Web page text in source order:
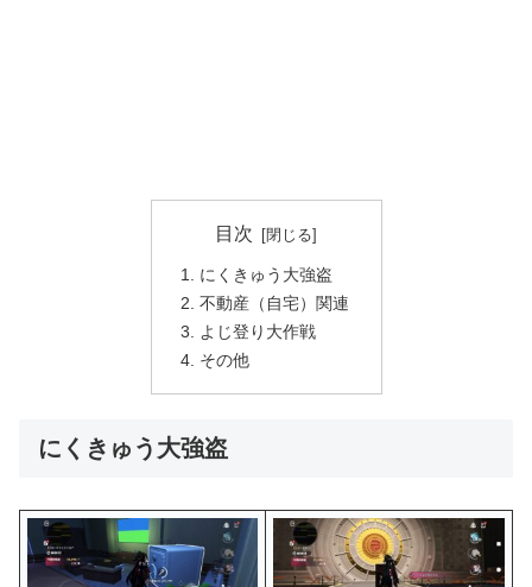
目次
にくきゅう大強盗
不動産（自宅）関連
よじ登り大作戦
その他
にくきゅう大強盗